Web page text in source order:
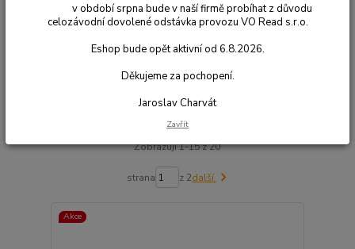
Bezlepková
Zobrazuji 1-15 z 20
strana z 2další
Akce
v období srpna bude v naší firmě probíhat z důvodu
celozávodní dovolené odstávka provozu VO Read s.r.o.
Eshop bude opět aktivní od 6.8.2026.
Děkujeme za pochopení.
Jaroslav Charvát
Zavřít